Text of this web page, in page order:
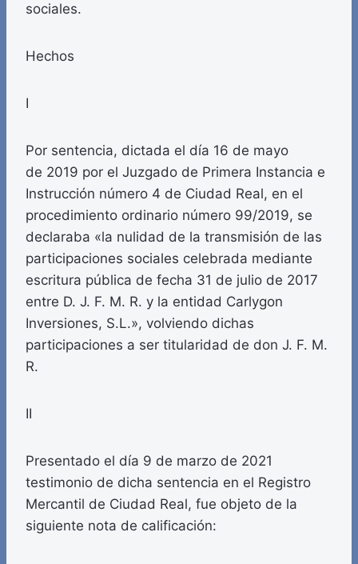
sociales.
Hechos
I
Por sentencia, dictada el día 16 de mayo
de 2019 por el Juzgado de Primera Instancia e
Instrucción número 4 de Ciudad Real, en el
procedimiento ordinario número 99/2019, se
declaraba «la nulidad de la transmisión de las
participaciones sociales celebrada mediante
escritura pública de fecha 31 de julio de 2017
entre D. J. F. M. R. y la entidad Carlygon
Inversiones, S.L.», volviendo dichas
participaciones a ser titularidad de don J. F. M.
R.
II
Presentado el día 9 de marzo de 2021
testimonio de dicha sentencia en el Registro
Mercantil de Ciudad Real, fue objeto de la
siguiente nota de calificación: